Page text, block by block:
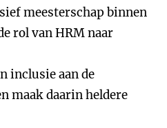
meesterschap binnen
rol van HRM naar
inclusie aan de
maak daarin heldere